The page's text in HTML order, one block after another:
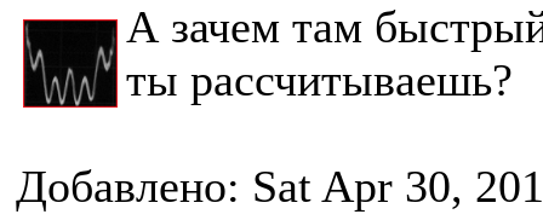
А зачем там
ты рассчитываешь?
Добавлено: Sat Apr 30,